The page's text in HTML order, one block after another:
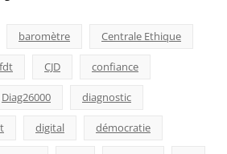
baromètre Centrale Ethique
CJD confiance
Diag26000 diagnostic
digital démocratie